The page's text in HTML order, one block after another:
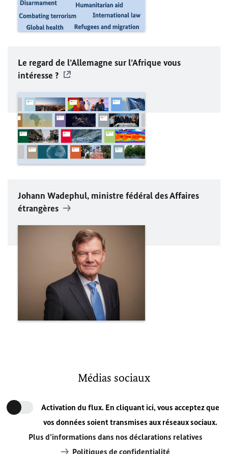
Le regard de l’Allemagne sur l’Afrique vous
intéresse ?
Johann Wadephul, ministre fédéral des Affaires
étrangères
Médias sociaux
Activation du flux. En cliquant ici, vous acceptez que
vos données soient transmises aux réseaux sociaux.
Plus d’informations dans nos déclarations relatives
Politiques de confidentialité